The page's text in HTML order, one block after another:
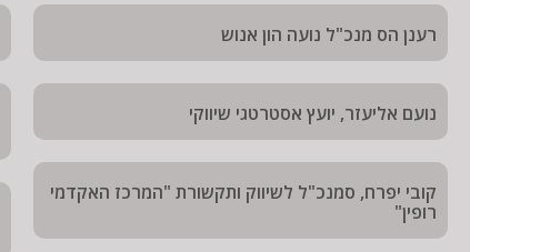
רענן הס מנכ"ל נועה הון אנוש
נועם אליעזר, יועץ אסטרטגי שיווקי
קובי יפרח, סמנכ"ל לשיווק ותקשורת "המרכז האקדמי
רופין"